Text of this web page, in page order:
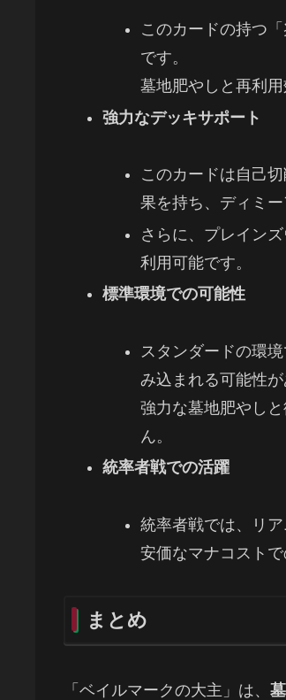
このカードの持つ
です。
墓地肥やしと再利
強力なデッキサポート
このカードは自己
果を持ち、ディミ
さらに、プレイン
利用可能です。
標準環境での可能性
スタンダードの環
み込まれる可能性が
強力な墓地肥やし
ん。
統率者戦での活躍
統率者戦では、リ
安価なマナコスト
まとめ
「ベイルマークの大主」は、